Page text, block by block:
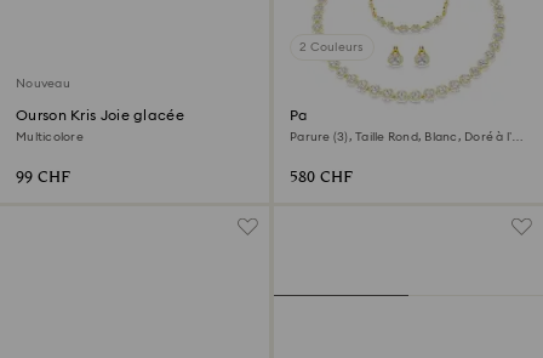
Nouveau
Ourson Kris Joie glacée
Multicolore
99 CHF
2 Couleurs
Parure Una Angelic
Parure (3), Taille Rond, Blanc, Doré à l’or
580 CHF